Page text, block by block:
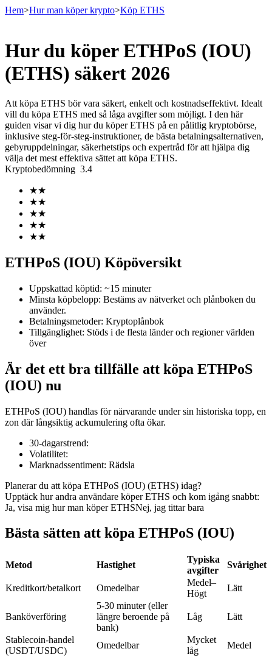
Terminer
Futures med USDT som säkerhet
COIN-M Futures
Futures för kryptovaluta
TradFi
Derivat för aktier, valuta, ädelmetaller och råvaror
USDC Futures
Futures med USDC som säkerhet
Hem>Hur man köper krypto>Köp ETHS
Hur du köper ETHPoS (IOU)
(ETHS) säkert 2026
Att köpa ETHS bör vara säkert, enkelt och kostnadseffektivt. Idealt
vill du köpa ETHS med så låga avgifter som möjligt. I den här
guiden visar vi dig hur du köper ETHS på en pålitlig kryptobörse,
inklusive steg-för-steg-instruktioner, de bästa betalningsalternativen,
gebyruppdelningar, säkerhetstips och expertråd för att hjälpa dig
välja det mest effektiva sättet att köpa ETHS.
Kryptobedömning 3.4
★★
★★
★★
★★
★★
ETHPoS (IOU) Köpöversikt
Uppskattad köptid: ~15 minuter
Minsta köpbelopp: Bestäms av nätverket och plånboken du
använder.
Betalningsmetoder: Kryptoplånbok
Tillgänglighet: Stöds i de flesta länder och regioner världen
över
Är det ett bra tillfälle att köpa ETHPoS
(IOU) nu
ETHPoS (IOU) handlas för närvarande under sin historiska topp, en
zon där långsiktig ackumulering ofta ökar.
30-dagarstrend:
Volatilitet:
Marknadssentiment: Rädsla
Planerar du att köpa ETHPoS (IOU) (ETHS) idag?
Upptäck hur andra användare köper ETHS och kom igång snabbt:
Ja, visa mig hur man köper ETHSNej, jag tittar bara
Bästa sätten att köpa ETHPoS (IOU)
Metod Hastighet
Typiska
avgifter
Svårighet
Kreditkort/betalkort Omedelbar
Medel–
Högt
Lätt
Banköverföring
5-30 minuter (eller
längre beroende på
bank)
Låg Lätt
Stablecoin-handel
(USDT/USDC)
Omedelbar
Mycket
låg
Medel